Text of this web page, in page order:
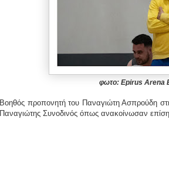
φωτο: Epirus Arena
Βοηθός προπονητή του Παναγιώτη Ασπρούδη
Παναγιώτης Συνοδινός όπως ανακοίνωσαν